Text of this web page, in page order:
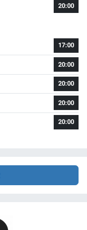
20:00
17:00
20:00
20:00
20:00
20:00